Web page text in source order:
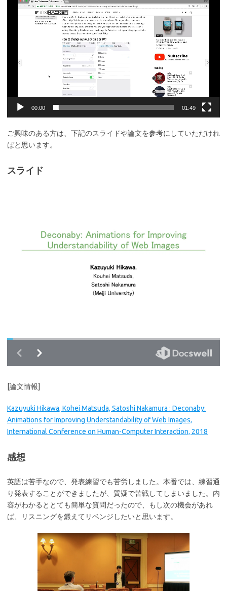
00:00 01:49
ご興味のある方は、下記のスライドや論文を参考にしていただけれ
ばと思います。
スライド
[論文情報]
Kazuyuki Hikawa, Kohei Matsuda, Satoshi Nakamura : Deconaby:
Animations for Improving Understandability of Web Images,
International Conference on Human-Computer Interaction, 2018
感想
英語は苦手なので、発表練習でも苦労しました。本番では、練習通
り発表することができましたが、質疑で苦戦してしまいました。内
容がわかるととても簡単な質問だったので、もし次の機会があれ
ば、リスニングを鍛えてリベンジしたいと思います。